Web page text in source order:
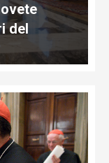
del